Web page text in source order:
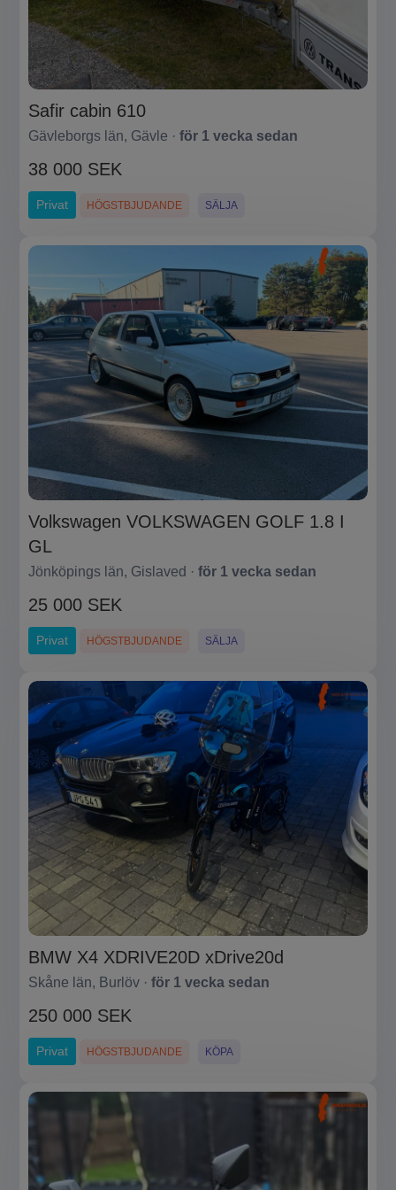
Safir cabin 610
Gävleborgs län, Gävle · för 1 vecka sedan
38 000 SEK
Privat HÖGSTBJUDANDE SÄLJA
Volkswagen VOLKSWAGEN GOLF 1.8 I
GL
Jönköpings län, Gislaved · för 1 vecka sedan
25 000 SEK
Privat HÖGSTBJUDANDE SÄLJA
BMW X4 XDRIVE20D xDrive20d
Skåne län, Burlöv · för 1 vecka sedan
250 000 SEK
Privat HÖGSTBJUDANDE KÖPA